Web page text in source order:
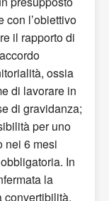
con l’obiettivo
il rapporto di
ossia
di lavorare in
di gravidanza;
per uno
nei 6 mesi
In
la
convertibilità,